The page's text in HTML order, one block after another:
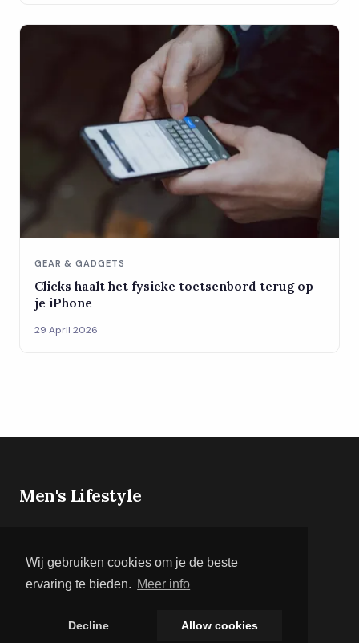
Wij gebruiken cookies om je de beste
ervaring te bieden. Meer info
Decline Allow cookies
GEAR & GADGETS
Clicks haalt het fysieke toetsenbord terug op
je iPhone
29 April 2026
Men's Lifestyle
fitness, mode en relaties op één overzichtelijk
platform.
CATEGORIEËN